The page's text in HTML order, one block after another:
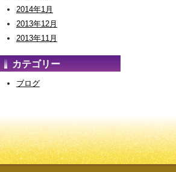
2014年1月
2013年12月
2013年11月
カテゴリー
ブログ